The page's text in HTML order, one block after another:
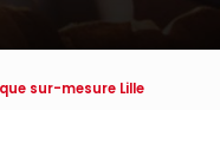
sur-mesure Lille